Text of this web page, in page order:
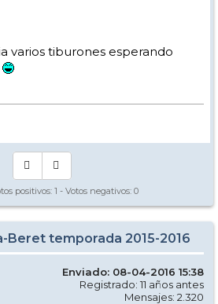
varios tiburones esperando
positivos: 1 - Votos negativos: 0
Beret temporada 2015-2016
Enviado: 08-04-2016 15:38
Registrado: 11 años antes
Mensajes: 2.320